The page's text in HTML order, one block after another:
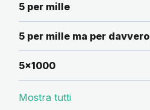
5 per mille
5 per mille ma per davvero
5x1000
Mostra tutti